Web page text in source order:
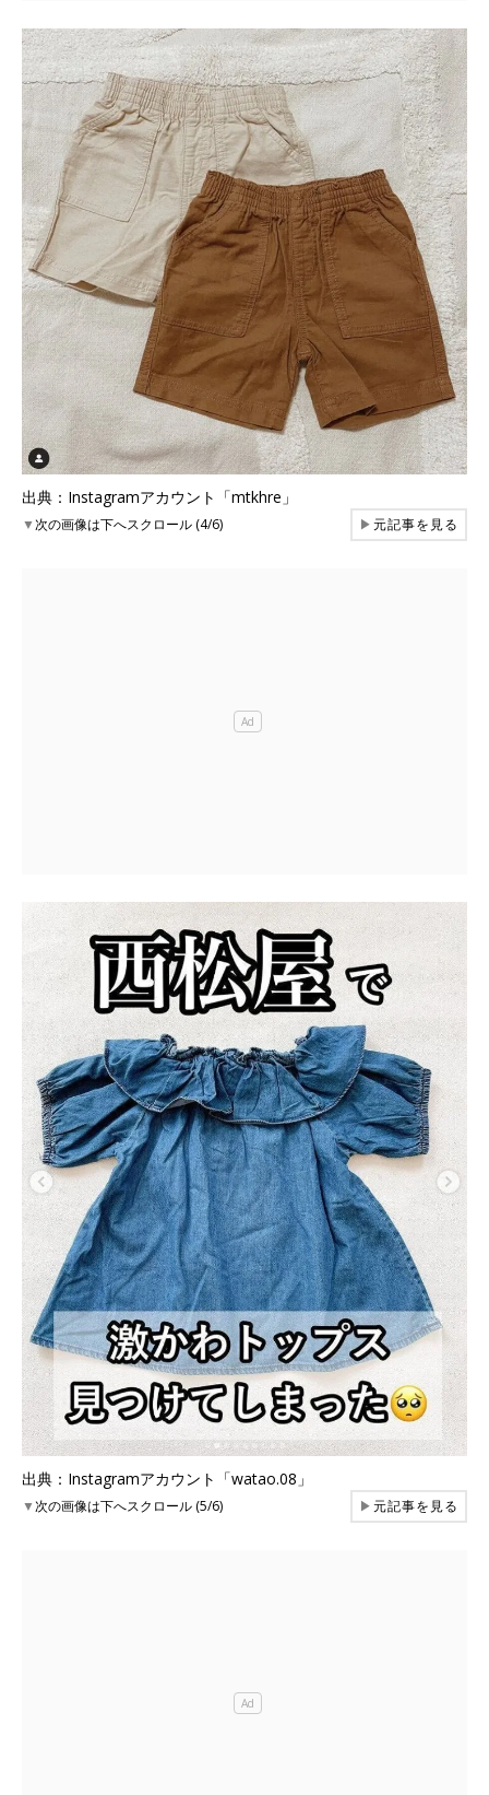
出典：Instagramアカウント「mtkhre」
▼次の画像は下へスクロール (4/6) ▶元記事を見る
出典：Instagramアカウント「watao.08」
▼次の画像は下へスクロール (5/6) ▶元記事を見る